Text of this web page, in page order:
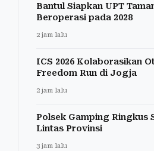
Bantul Siapkan UPT
Beroperasi pada 2028
2 jam lalu
ICS 2026 Kolaborasikan
Freedom Run di Jogja
2 jam lalu
Polsek Gamping Ringkus
Lintas Provinsi
3 jam lalu